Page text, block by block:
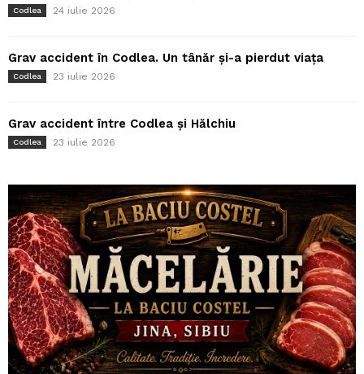
Codlea 24 iulie 2026
Grav accident în Codlea. Un tânăr și-a pierdut viața
Codlea 23 iulie 2026
Grav accident între Codlea și Hălchiu
Codlea 23 iulie 2026